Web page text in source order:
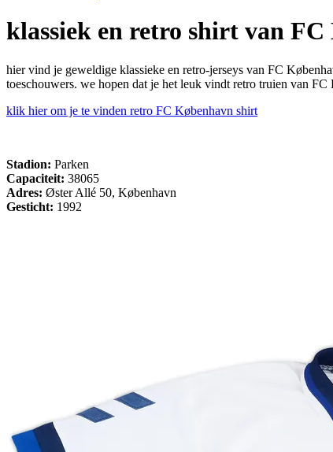
klassiek en retro shirt van FC
hier vind je geweldige klassieke en retro-jerseys van FC
toeschouwers. we hopen dat je het leuk vindt retro truien van FC
klik hier om je te vinden retro FC København shirt
Stadion: Parken
Capaciteit: 38065
Adres: Øster Allé 50, København
Gesticht: 1992